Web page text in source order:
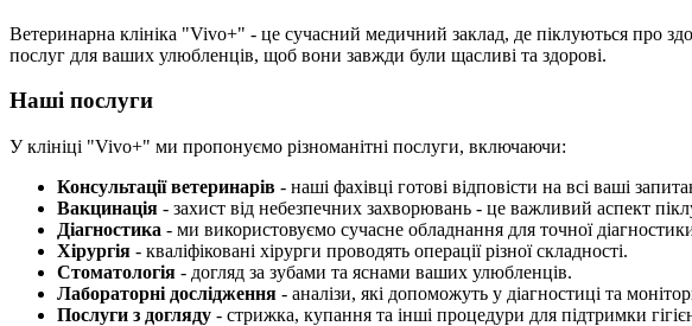
Ветеринарна клініка "Vivo+" - це сучасний медичний заклад, де піклуються про
послуг для ваших улюбленців, щоб вони завжди були щасливі та здорові.
Наші послуги
У клініці "Vivo+" ми пропонуємо різноманітні послуги, включаючи:
Консультації ветеринарів - наші фахівці готові відповісти на всі ваші
Вакцинація - захист від небезпечних захворювань - це важливий аспект
Діагностика - ми використовуємо сучасне обладнання для точної
Хірургія - кваліфіковані хірурги проводять операції різної складності.
Стоматологія - догляд за зубами та яснами ваших улюбленців.
Лабораторні дослідження - аналізи, які допоможуть у діагностиці та
Послуги з догляду - стрижка, купання та інші процедури для підтримки